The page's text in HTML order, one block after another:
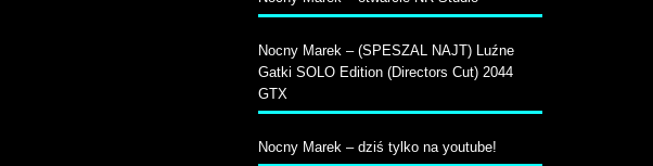
Nocny Marek – (SPESZAL NAJT) Luźne
Gatki SOLO Edition (Directors Cut) 2044
GTX
Nocny Marek – dziś tylko na youtube!